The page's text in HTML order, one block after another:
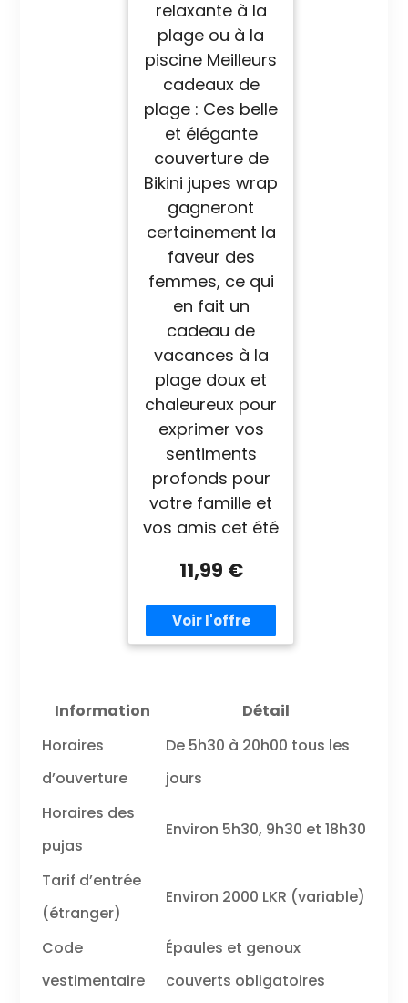
relaxante à la
plage ou à la
piscine Meilleurs
cadeaux de
plage : Ces belle
et élégante
couverture de
Bikini jupes wrap
gagneront
certainement la
faveur des
femmes, ce qui
en fait un
cadeau de
vacances à la
plage doux et
chaleureux pour
exprimer vos
sentiments
profonds pour
votre famille et
vos amis cet été
11,99 €
Information
Détail
Horaires
d’ouverture
De 5h30 à 20h00 tous les
jours
Horaires des
pujas
Environ 5h30, 9h30 et 18h30
Tarif d’entrée
(étranger)
Environ 2000 LKR (variable)
Code
vestimentaire
Épaules et genoux
couverts obligatoires